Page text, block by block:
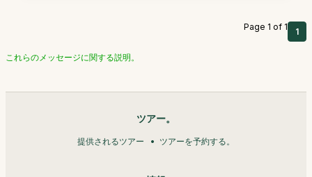
Page 1 of 1 1
これらのメッセージに関する説明。
ツアー。
提供されるツアー ツアーを予約する。